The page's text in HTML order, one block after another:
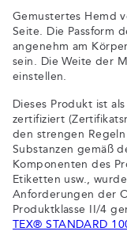
Gemustertes Hemd
Seite. Die Passform
angenehm am
sein. Die Weite der
einstellen.
Dieses Produkt ist
zertifiziert
den strengen
Substanzen gemäß
Komponenten des
Etiketten usw.,
Anforderungen der
Produktklasse II/4
TEX® STANDARD